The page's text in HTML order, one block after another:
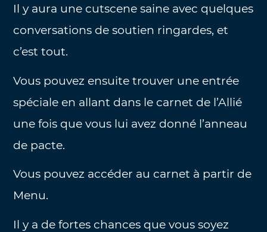
Il y aura une cutscene saine avec quelques
conversations de soutien ringardes, et
c’est tout.
Vous pouvez ensuite trouver une entrée
spéciale en allant dans le carnet de l’Allié
une fois que vous lui avez donné l’anneau
de pacte.
Vous pouvez accéder au carnet à partir de
Menu.
Il y a de fortes chances que vous soyez